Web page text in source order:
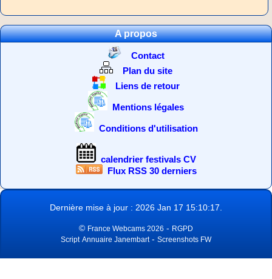
A propos
Contact
Plan du site
Liens de retour
Mentions légales
Conditions d'utilisation
calendrier festivals CV
Flux RSS 30 derniers
Dernière mise à jour : 2026 Jan 17 15:10:17.
© France Webcams 2026 - RGPD
Script Annuaire Janembart- Screenshots FW